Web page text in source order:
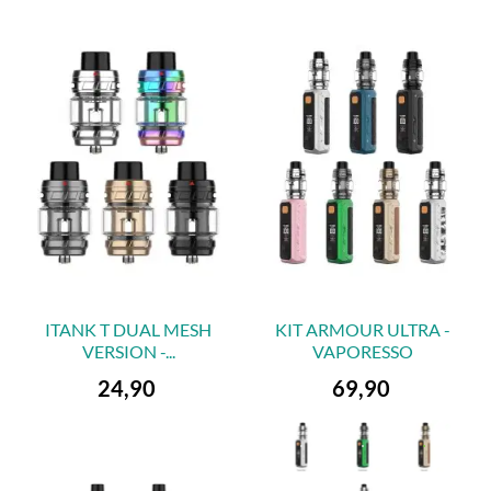
ITANK T DUAL MESH
VERSION -...
Preis
24,90
KIT ARMOUR ULTRA -
VAPORESSO
Preis
69,90